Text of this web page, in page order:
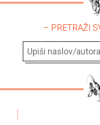
– PRETRAŽI